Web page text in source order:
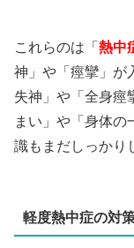
これらのは「熱中
神」や「痙攣」が
失神」や「全身痙
まい」や「身体
識もまだしっかり
軽度熱中症の対